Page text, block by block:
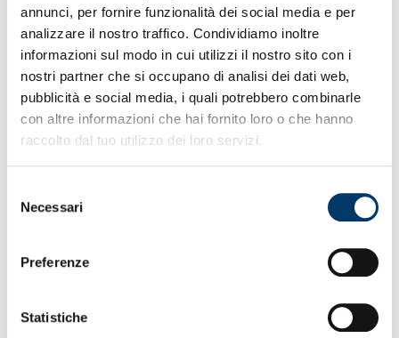
annunci, per fornire funzionalità dei social media e per
analizzare il nostro traffico. Condividiamo inoltre
informazioni sul modo in cui utilizzi il nostro sito con i
nostri partner che si occupano di analisi dei dati web,
pubblicità e social media, i quali potrebbero combinarle
con altre informazioni che hai fornito loro o che hanno
raccolto dal tuo utilizzo dei loro servizi.
delNecessari
Preferenze
Statistiche
Turone. L’ex capitano del Genoa, 11 gol in 110 partite
ufficiali dal 1968 al ’72, poi dirigente del settore
giovanile e team manager della prima squadra, è stato
invitato dal club nel giorno del suo 75° compleanno.
Auguri dalla società e dalla comunità rossoblù.